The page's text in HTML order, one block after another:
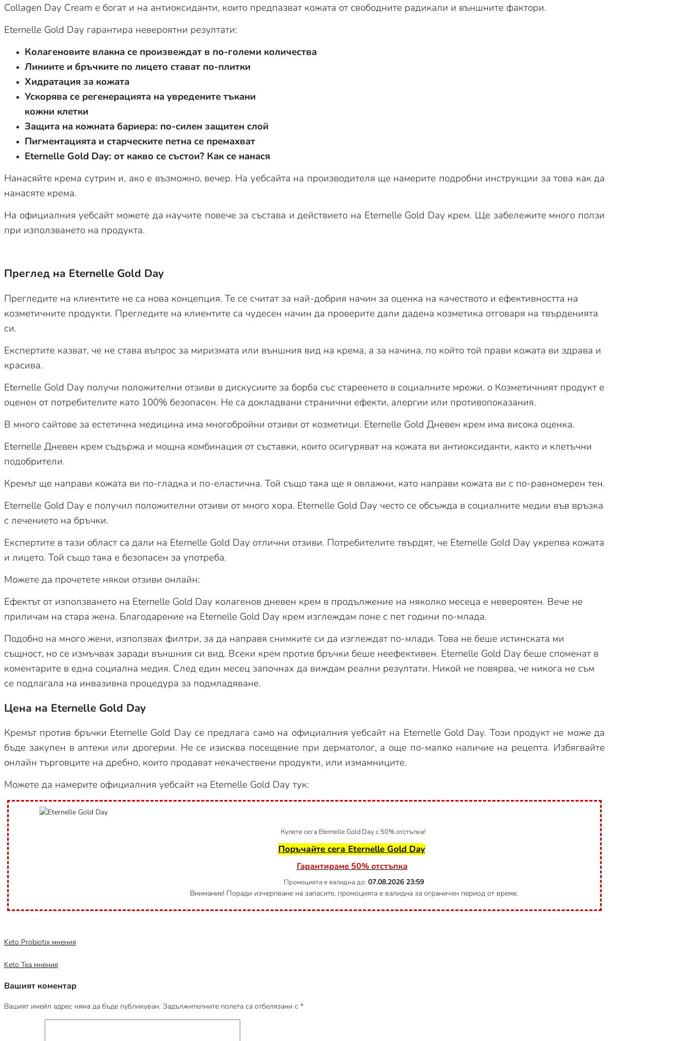
Collagen Day Cream е богат и на антиоксиданти, които предпазват кожата от свободните радикали и външните фактори.
Eternelle Gold Day гарантира невероятни резултати:
Колагеновите влакна се произвеждат в по-големи количества
Линиите и бръчките по лицето стават по-плитки
Хидратация за кожата
Ускорява се регенерацията на увредените тъкани
кожни клетки
Защита на кожната бариера: по-силен защитен слой
Пигментацията и старческите петна се премахват
Eternelle Gold Day: от какво се състои? Как се нанася
Нанасяйте крема сутрин и, ако е възможно, вечер. На уебсайта на производителя ще намерите подробни инструкции за това как да
нанасяте крема.
На официалния уебсайт можете да научите повече за състава и действието на Eternelle Gold Day крем. Ще забележите много ползи
при използването на продукта.
Преглед на Eternelle Gold Day
Прегледите на клиентите не са нова концепция. Те се считат за най-добрия начин за оценка на качеството и ефективността на
козметичните продукти. Прегледите на клиентите са чудесен начин да проверите дали дадена козметика отговаря на твърденията
си.
Експертите казват, че не става въпрос за миризмата или външния вид на крема, а за начина, по който той прави кожата ви здрава и
красива.
Eternelle Gold Day получи положителни отзиви в дискусиите за борба със стареенето в социалните мрежи. o Козметичният продукт е
оценен от потребителите като 100% безопасен. Не са докладвани странични ефекти, алергии или противопоказания.
В много сайтове за естетична медицина има многобройни отзиви от козметици. Eternelle Gold Дневен крем има висока оценка.
Eternelle Дневен крем съдържа и мощна комбинация от съставки, които осигуряват на кожата ви антиоксиданти, както и клетъчни
подобрители.
Кремът ще направи кожата ви по-гладка и по-еластична. Той също така ще я овлажни, като направи кожата ви с по-равномерен тен.
Eternelle Gold Day е получил положителни отзиви от много хора. Eternelle Gold Day често се обсъжда в социалните медии във връзка
с лечението на бръчки.
Експертите в тази област са дали на Eternelle Gold Day отлични отзиви. Потребителите твърдят, че Eternelle Gold Day укрепва кожата
и лицето. Той също така е безопасен за употреба.
Можете да прочетете някои отзиви онлайн:
Ефектът от използването на Eternelle Gold Day колагенов дневен крем в продължение на няколко месеца е невероятен. Вече не
приличам на стара жена. Благодарение на Eternelle Gold Day крем изглеждам поне с пет години по-млада.
Подобно на много жени, използвах филтри, за да направя снимките си да изглеждат по-млади. Това не беше истинската ми
същност, но се измъчвах заради външния си вид. Всеки крем против бръчки беше неефективен. Eternelle Gold Day беше споменат в
коментарите в една социална медия. След един месец започнах да виждам реални резултати. Никой не повярва, че никога не съм
се подлагала на инвазивна процедура за подмладяване.
Цена на Eternelle Gold Day
Кремът против бръчки Eternelle Gold Day се предлага само на официалния уебсайт на Eternelle Gold Day. Този продукт не може да
бъде закупен в аптеки или дрогерии. Не се изисква посещение при дерматолог, а още по-малко наличие на рецепта. Избягвайте
онлайн търговците на дребно, които продават некачествени продукти, или измамниците.
Можете да намерите официалния уебсайт на Eternelle Gold Day тук:
Купете сега Eternelle Gold Day с 50% отстъпка!
Поръчайте сега Eternelle Gold Day
Гарантираме 50% отстъпка
Промоцията е валидна до: 07.08.2026 23:59
Внимание! Поради изчерпване на запасите, промоцията е валидна за ограничен период от време.
Keto Probiotix мнения
Keto Tea мнения
Вашият коментар
Вашият имейл адрес няма да бъде публикуван. Задължителните полета са отбелязани с *